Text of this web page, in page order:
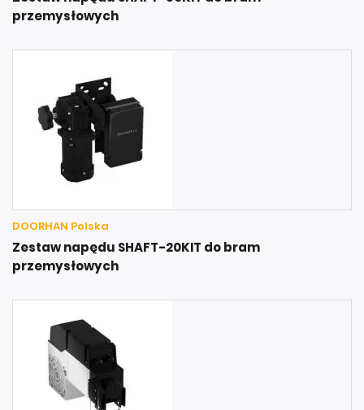
przemysłowych
DOORHAN Polska
Zestaw napędu SHAFT-20KIT do bram
przemysłowych